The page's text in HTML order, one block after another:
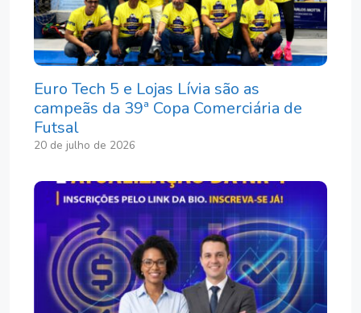
Euro Tech 5 e Lojas Lívia são as
campeãs da 39ª Copa Comerciária de
Futsal
20 de julho de 2026